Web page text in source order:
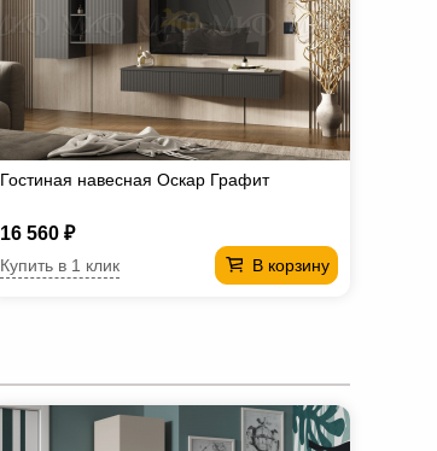
Гостиная навесная Оскар Графит
16 560 ₽
В корзину
Купить в 1 клик